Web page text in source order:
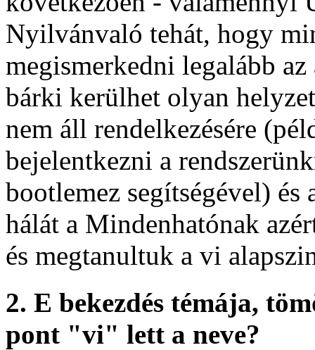
Nyilvánvaló tehát, hogy
megismerkedni legalább
bárki kerülhet olyan
nem áll rendelkezésére
bejelentkezni a
bootlemez segítségével)
hálát a Mindenhatónak
és megtanultuk a vi
2. E bekezdés témája,
pont "vi" lett a neve?